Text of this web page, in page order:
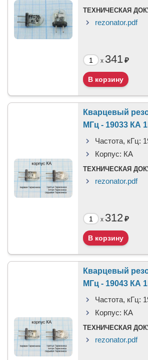
ТЕХНИЧЕСКАЯ
rezonator.pdf
x 341₽
Кварцевый
МГц - 19033 КА
Частота, кГц:
Корпус: КА
ТЕХНИЧЕСКАЯ
rezonator.pdf
x 312₽
Кварцевый
МГц - 19043 КА
Частота, кГц:
Корпус: КА
ТЕХНИЧЕСКАЯ
rezonator.pdf